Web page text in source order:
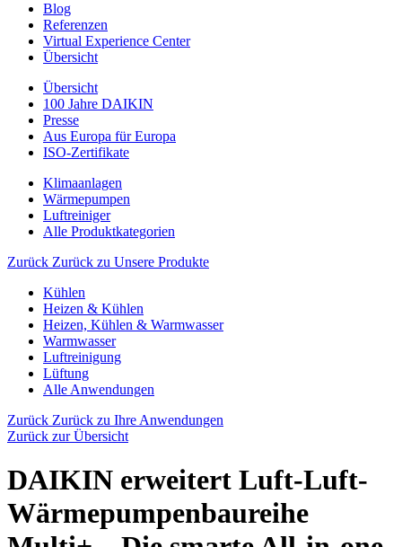
Blog
Referenzen
Virtual Experience Center
Übersicht
Übersicht
100 Jahre DAIKIN
Presse
Aus Europa für Europa
ISO-Zertifikate
Klimaanlagen
Wärmepumpen
Luftreiniger
Alle Produktkategorien
Zurück Zurück zu Unsere Produkte
Kühlen
Heizen & Kühlen
Heizen, Kühlen & Warmwasser
Warmwasser
Luftreinigung
Lüftung
Alle Anwendungen
Zurück Zurück zu Ihre Anwendungen
Zurück zur Übersicht
DAIKIN erweitert Luft-Luft-
Wärmepumpenbaureihe